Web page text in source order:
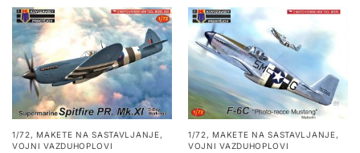
1/72,MAKETE NA SASTAVLJANJE,
VOJNI VAZDUHOPLOVI
1/72, MAKETE NA SASTAVLJANJE,
VOJNI VAZDUHOPLOVI